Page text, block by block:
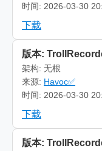
时间: 2026-03-30
下载
版本:
架构: 无根
来源: Havoc✅
时间: 2026-03-30
下载
版本: